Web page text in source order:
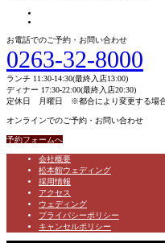
お電話でのご予約・お問い合わせ
0263-32-8000
ランチ 11:30-14:30(最終入店13:00)
ディナー 17:30-22:00(最終入店20:30)
定休日 月曜日 ※都合により変更する場合
オンラインでのご予約・お問い合わせ
予約フォームへ
会社概要
松本館ウェディング
採用情報
アクセス
ウェディング
プライバシーポリシー
キャンセルポリシー